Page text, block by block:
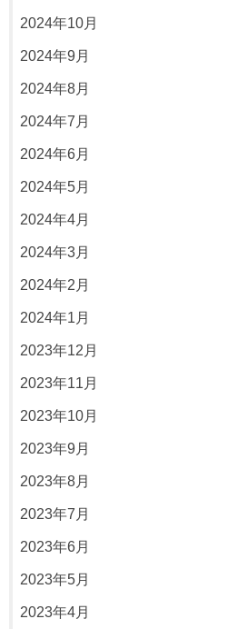
2024年10月
2024年9月
2024年8月
2024年7月
2024年6月
2024年5月
2024年4月
2024年3月
2024年2月
2024年1月
2023年12月
2023年11月
2023年10月
2023年9月
2023年8月
2023年7月
2023年6月
2023年5月
2023年4月